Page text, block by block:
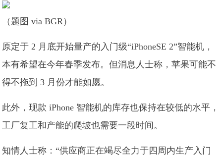
（题图 via BGR）
原定于 2 月底开始量产的入门级“iPhoneSE 2”智能机，
本有希望在今年春季发布。但消息人士称，苹果可能不
得不拖到 3 月份才能如愿。
此外，现款 iPhone 智能机的库存也保持在较低的水平，
工厂复工和产能的爬坡也需要一段时间。
知情人士称：“供应商正在竭尽全力于四周内生产入门